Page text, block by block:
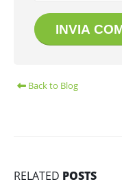
Back to Blog
RELATED POSTS